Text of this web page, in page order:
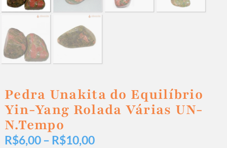
Pedra Unakita do Equilíbrio
Yin-Yang Rolada Várias UN-
N.Tempo
R$6,00 – R$10,00